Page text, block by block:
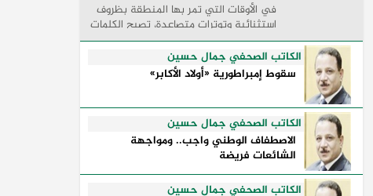
في الأوقات التي تمر بها المنطقة بظروف
استثنائية وتوترات متصاعدة، تصبح الكلمات
السياسية أكثر من مجرد مواقف معلنة؛ فهي
تكشف طريقة تفكير الدول، وكيفية إدارتها
للأزمات، والحدود التي تفصل بين القوة ...
الكاتب الصحفي جمال حسين
سقوط إمبراطورية «أولاد الأكابر»
الكاتب الصحفي جمال حسين
الاصطفاف الوطني واجب.. ومواجهة
الشائعات فريضة
الكاتب الصحفي جمال حسين